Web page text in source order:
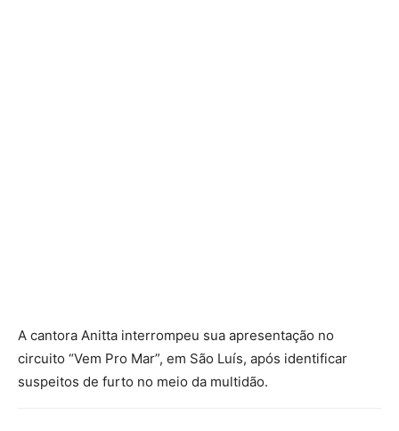
A cantora Anitta interrompeu sua apresentação no
circuito “Vem Pro Mar”, em São Luís, após identificar
suspeitos de furto no meio da multidão.